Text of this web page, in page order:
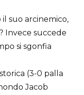
suo arcinemico,
Invece succede
si sgonfia
(3-0 palla
Jacob